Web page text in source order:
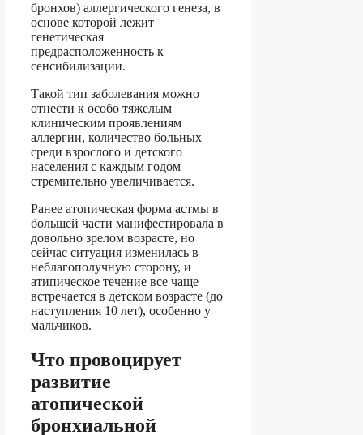
бронхов) аллергического генеза, в
основе которой лежит
генетическая
предрасположенность к
сенсибилизации.
Такой тип заболевания можно
отнести к особо тяжелым
клиническим проявлениям
аллергии, количество больных
среди взрослого и детского
населения с каждым годом
стремительно увеличивается.
Ранее атопическая форма астмы в
большей части манифестировала в
довольно зрелом возрасте, но
сейчас ситуация изменилась в
неблагополучную сторону, и
атипическое течение все чаще
встречается в детском возрасте (до
наступления 10 лет), особенно у
мальчиков.
Что провоцирует
развитие
атопической
бронхиальной